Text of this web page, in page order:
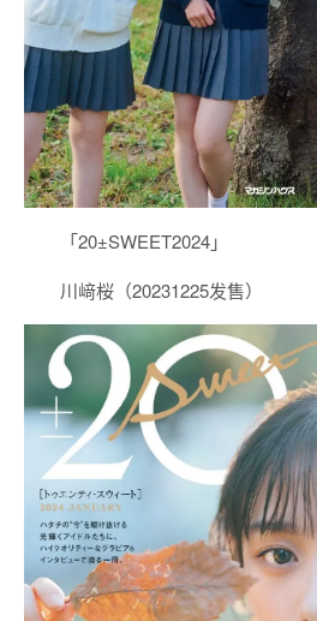
「20±SWEET2024」
川﨑桜（20231225发售）